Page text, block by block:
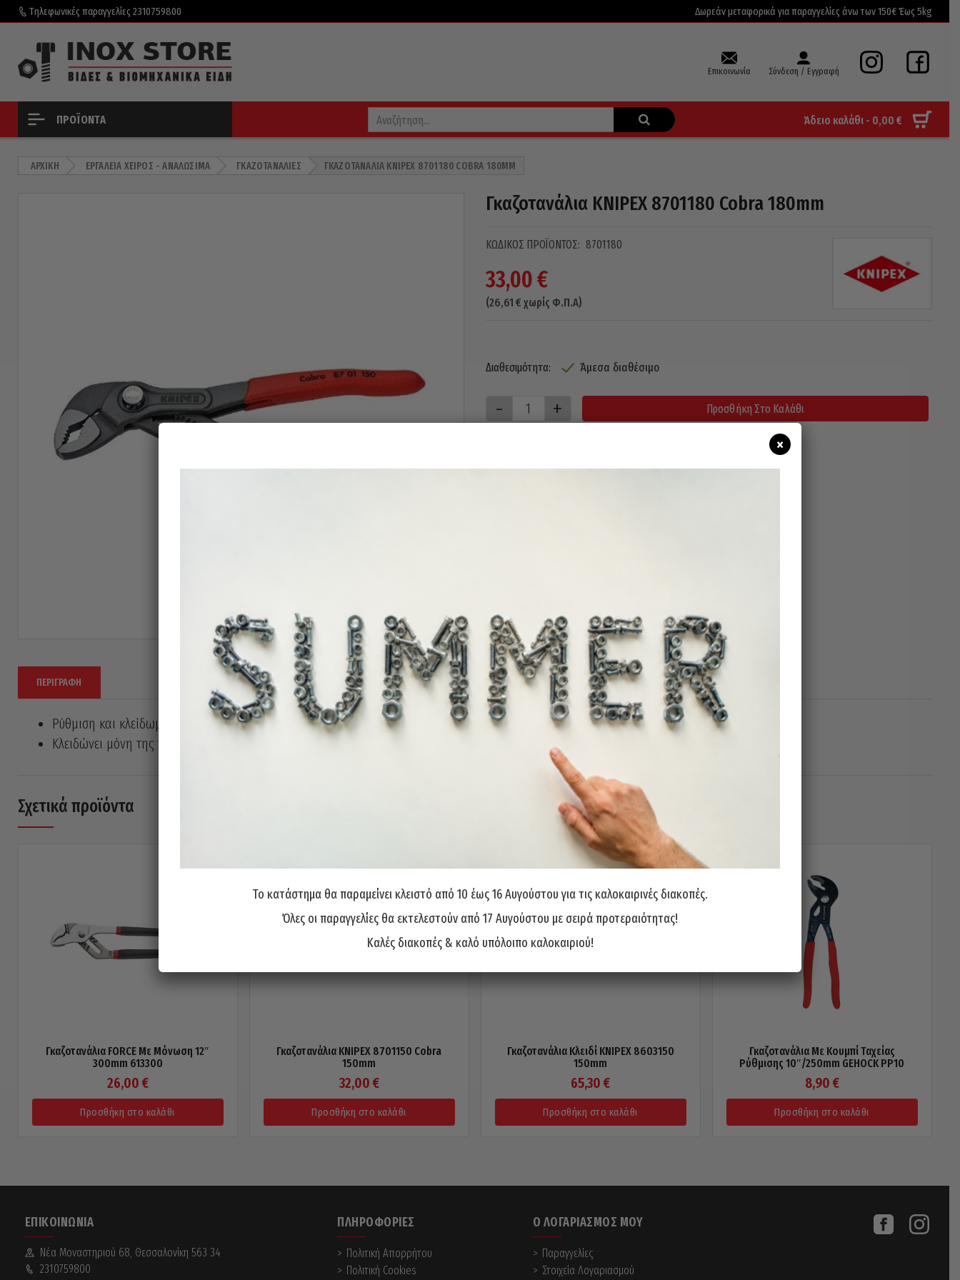
Τηλεφωνικές παραγγελίες 2310759800 Δωρεάν μεταφορικά για παραγγελίες άνω των 150€ Έως 5kg
Επικοινωνία Σύνδεση / Εγγραφή
ΠΡΟΪΌΝΤΑ Άδειο καλάθι - 0,00 €
ΑΡΧΙΚΉ ΕΡΓΑΛΕΊΑ ΧΕΙΡΌΣ - ΑΝΑΛΏΣΙΜΑ ΓΚΑΖΟΤΑΝΆΛΙΕΣ ΓΚΑΖΟΤΑΝΆΛΙΑ KNIPEX 8701180 COBRA 180MM
Γκαζοτανάλια KNIPEX 8701180 Cobra 180mm
ΚΩΔΙΚΌΣ ΠΡΟΪΌΝΤΟΣ: 8701180
33,00€
(26,61 € χωρίς Φ.Π.Α)
Διαθεσιμότητα: Άμεσα διαθέσιμο
Προσθήκη Στο Καλάθι
ΠΕΡΙΓΡΑΦΉ
Ρύθμιση και κλείδωμα με το πάτημα ενός κουμπιού.
Κλειδώνει μόνη της πάνω σε σωλήνες ή παξιμάδια.
Σχετικά προϊόντα
Γκαζοτανάλια FORCE Με Μόνωση 12″
300mm 613300
26,00 €
Προσθήκη στο καλάθι
Γκαζοτανάλια KNIPEX 8701150 Cobra
150mm
32,00 €
Προσθήκη στο καλάθι
Γκαζοτανάλια Κλειδί KNIPEX 8603150
150mm
65,30 €
Προσθήκη στο καλάθι
Γκαζοτανάλια Με Κουμπί Ταχείας
Ρύθμισης 10″/250mm GEHOCK PP10
8,90 €
Προσθήκη στο καλάθι
ΕΠΙΚΟΙΝΩΝΊΑ
Νέα Mοναστηριού 68, Θεσσαλονίκη 563 34
2310759800
ΠΛΗΡΟΦΟΡΊΕΣ
Πολιτική Απορρήτου
Πολιτική Cookies
Ο ΛΟΓΑΡΙΑΣΜΌΣ ΜΟΥ
Παραγγελίες
Στοιχεία Λογαριασμού
Το κατάστημα θα παραμείνει κλειστό από 10 έως 16 Αυγούστου για τις καλοκαιρινές διακοπές.
Όλες οι παραγγελίες θα εκτελεστούν από 17 Αυγούστου με σειρά προτεραιότητας!
Καλές διακοπές & καλό υπόλοιπο καλοκαιριού!
×